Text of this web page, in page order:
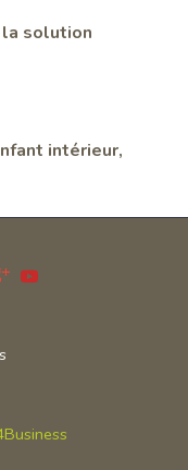
la solution
intérieur,